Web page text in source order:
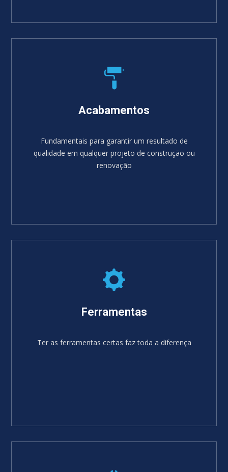
Acabamentos
Fundamentais para garantir um resultado de
qualidade em qualquer projeto de construção ou
renovação
Ferramentas
Ter as ferramentas certas faz toda a diferença